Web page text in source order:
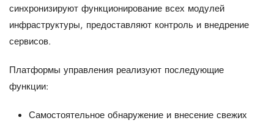
синхронизируют функционирование всех модулей
инфраструктуры, предоставляют контроль и внедрение
сервисов.
Платформы управления реализуют последующие
функции:
Самостоятельное обнаружение и внесение свежих